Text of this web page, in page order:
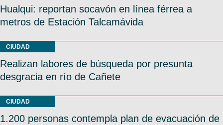
Hualqui: reportan socavón en línea férrea a
metros de Estación Talcamávida
CIUDAD
Realizan labores de búsqueda por presunta
desgracia en río de Cañete
CIUDAD
1.200 personas contempla plan de evacuación de